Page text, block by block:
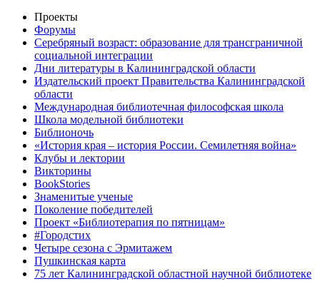
Проекты
Форумы
Серебряный возраст: образование для трансграничной
социальной интеграции
Дни литературы в Калининградской области
Издательский проект Правительства Калининградской
области
Международная библиотечная философская школа
Школа модельной библиотеки
Библионочь
«История края – история России. Семилетняя война»
Клубы и лектории
Викторины
BookStories
Знаменитые ученые
Поколение победителей
Проект «Библиотерапия по пятницам»
#Городстих
Четыре сезона с Эрмитажем
Пушкинская карта
75 лет Калининградской областной научной библиотеке